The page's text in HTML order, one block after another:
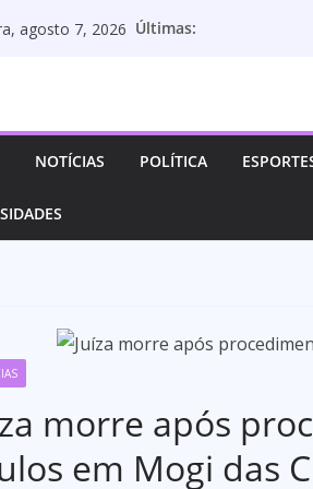
agosto 7, 2026 Últimas:
NOTÍCIAS POLÍTICA
morre após
em Mogi das